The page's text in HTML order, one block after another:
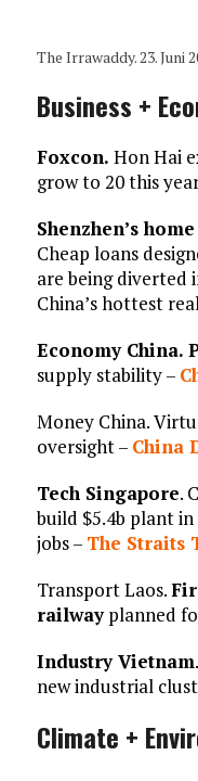
The Irrawaddy. 23. Juni
Business +
Foxcon. Hon Hai
grow to 20 this
Shenzhen’s
Cheap loans
are being
China’s hottest
Economy China.
supply stability –
Money China.
oversight – China
Tech Singapore.
build $5.4b plant in
jobs – The Straits
Transport Laos.
railwayplanned
Industry Vietnam
new industrial
Climate +